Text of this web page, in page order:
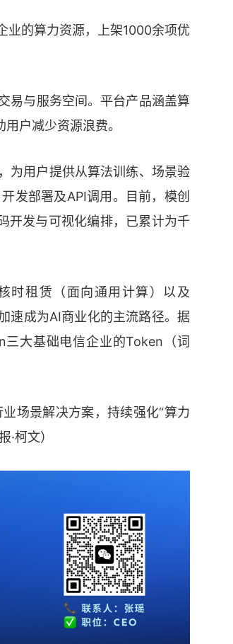
业的算力资源，上架1000余项优
易与服务空间。平台产品涵盖算
户减少资源浪费。
为用户提供从算法训练、场景验
发部署及API调用。目前，模创
开发与可视化编排，已累计为千
时租赁（面向通用计算）以及
速成为AI商业化的主流路径。据
大基础电信企业的Token（词
场景解决方案，持续强化“算力
柯文）